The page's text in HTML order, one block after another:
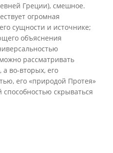
Греции), смешное.
огромная
сущности и источнике;
объяснения
рассматривать
а во-вторых, его
его «природой Протея»
скрываться